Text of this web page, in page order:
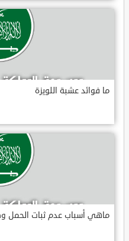
ما فوائد عشبة اللويزة
ماهي أسباب عدم ثبات الحمل